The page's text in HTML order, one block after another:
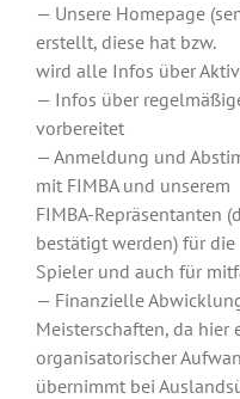
— Unsere Homepage
erstellt, diese hat bzw.
wird alle Infos über
— Infos über
vorbereitet
— Anmeldung und
mit FIMBA und unserem
FIMBA-Repräsentanten
bestätigt werden) für die
Spieler und auch für
— Finanzielle
Meisterschaften, da hier
organisatorischer
übernimmt bei